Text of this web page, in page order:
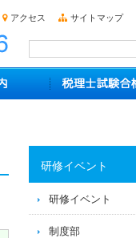
アクセス サイトマップ
研修イベント
研修イベント
制度部